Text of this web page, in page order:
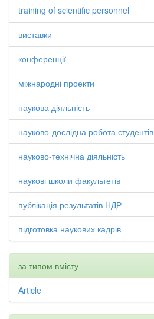
training of scientific personnel
виставки
конференції
міжнародні проекти
наукова діяльність
науково-дослідна робота студентів
науково-технічна діяльність
наукові школи факультетів
публікація результатів НДР
підготовка наукових кадрів
за типом вмісту
Article